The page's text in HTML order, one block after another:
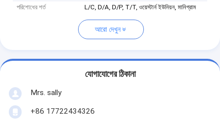
পরিশোধের শর্ত
L/C, D/A, D/P, T/T, ওয়েস্টার্ন ইউনিয়ন, মানিগ্রাম
আরো দেখুন
যোগাযোগের ঠিকানা
Mrs. sally
+86 17722434326